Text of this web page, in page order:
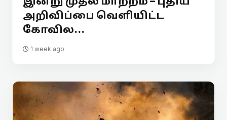
அறிவிப்பை வெளியிட்ட
கோவில...
1 week ago